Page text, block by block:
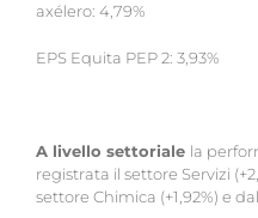
axélero: 4,79%
EPS Equita PEP 2: 3,93%
A livello settoriale la
registrata il settore Servizi
settore Chimica (+1,92%) e